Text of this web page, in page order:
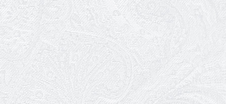
13.05.2026
Конкурс на заміщення вакантних
посад
12.05.2026
Ювілей Світлани Коцюренко
10.05.2026
Онлайн-трансляція концерту «Хто